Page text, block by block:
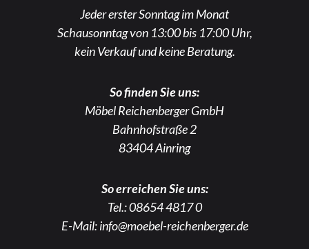
Jeder erster Sonntag im Monat
Schausonntag von 13:00 bis 17:00 Uhr,
kein Verkauf und keine Beratung.
So finden Sie uns:
Möbel Reichenberger GmbH
Bahnhofstraße 2
83404 Ainring
So erreichen Sie uns:
Tel.:08654 4817 0
E-Mail:info@moebel-reichenberger.de